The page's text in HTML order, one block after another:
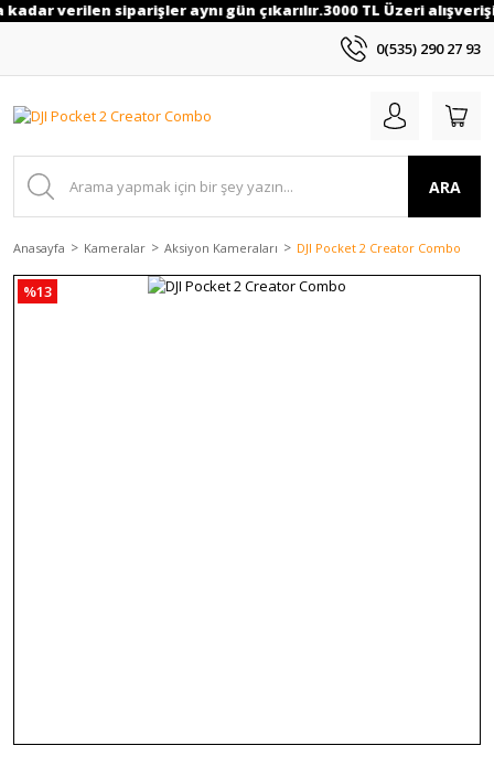
verilen siparişler aynı gün çıkarılır.3000 TL Üzeri
0(535) 290 27 93
ARA
Anasayfa Kameralar Aksiyon Kameraları DJI Pocket 2 Creator Combo
%13